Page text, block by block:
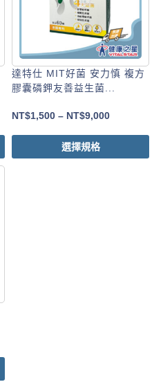
達特仕 MIT好菌 安力慎 複方
膠囊磷鉀友善益生菌...
NT$1,500 – NT$9,000
選擇規格